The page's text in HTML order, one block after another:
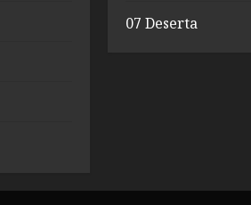
07 Deserta